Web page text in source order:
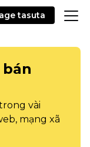
tasuta
vài
mạng xã